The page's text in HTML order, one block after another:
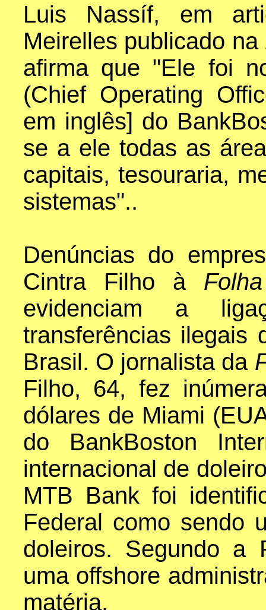
Luis Nassíf, em
Meirelles publicado na
afirma que "Ele foi
(Chief Operating
em inglês] do
se a ele todas as
capitais, tesouraria,
sistemas"..
Denúncias do
Cintra Filho à
evidenciam a
transferências ilegais
Brasil. O jornalista da
Filho, 64, fez
dólares de Miami
do BankBoston
internacional de
MTB Bank foi
Federal como sendo
doleiros. Segundo a
uma offshore
matéria.